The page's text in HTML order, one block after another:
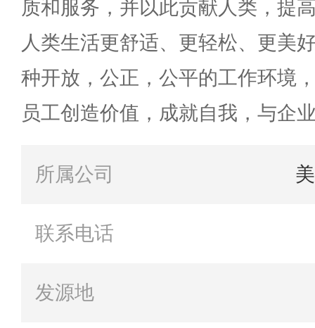
质和服务，并以此贡献人类，提
人类生活更舒适、更轻松、更美
种开放，公正，公平的工作环境
员工创造价值，成就自我，与企
所属公司
联系电话
发源地